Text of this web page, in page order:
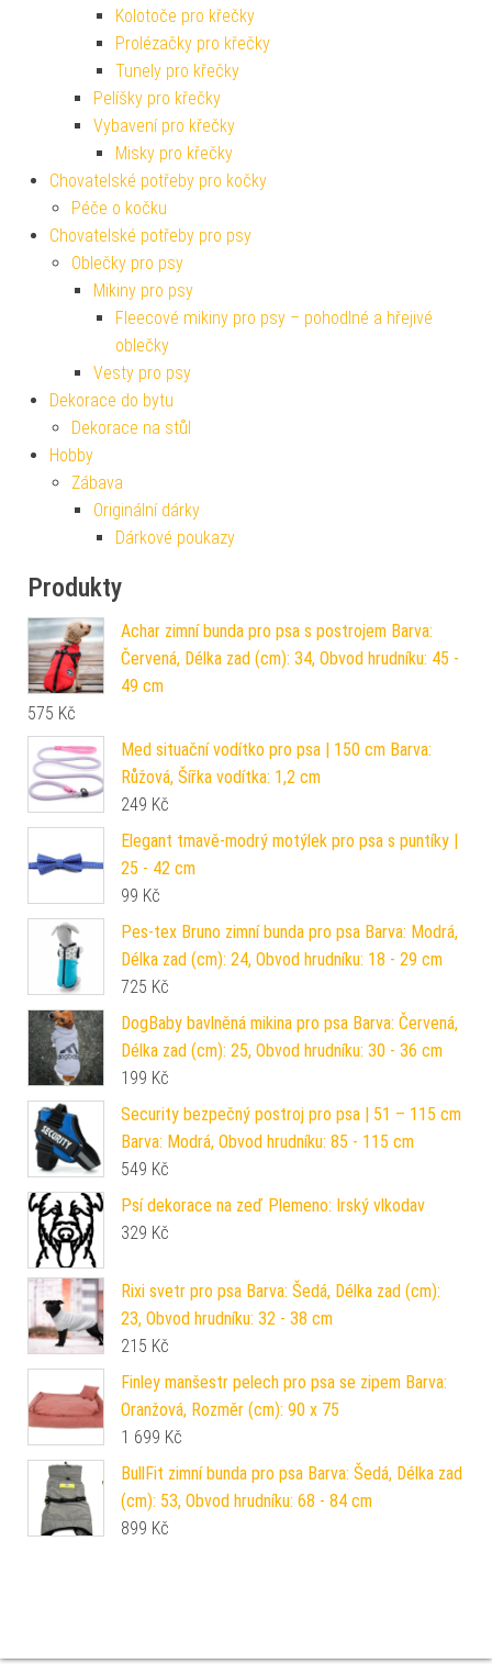
Kolotoče pro křečky
Prolézačky pro křečky
Tunely pro křečky
Pelíšky pro křečky
Vybavení pro křečky
Misky pro křečky
Chovatelské potřeby pro kočky
Péče o kočku
Chovatelské potřeby pro psy
Oblečky pro psy
Mikiny pro psy
Fleecové mikiny pro psy – pohodlné a hřejivé
oblečky
Vesty pro psy
Dekorace do bytu
Dekorace na stůl
Hobby
Zábava
Originální dárky
Dárkové poukazy
Produkty
Achar zimní bunda pro psa s postrojem Barva:
Červená, Délka zad (cm): 34, Obvod hrudníku: 45 -
49 cm
575 Kč
Med situační vodítko pro psa | 150 cm Barva:
Růžová, Šířka vodítka: 1,2 cm
249 Kč
Elegant tmavě-modrý motýlek pro psa s puntíky |
25 - 42 cm
99 Kč
Pes-tex Bruno zimní bunda pro psa Barva: Modrá,
Délka zad (cm): 24, Obvod hrudníku: 18 - 29 cm
725 Kč
DogBaby bavlněná mikina pro psa Barva: Červená,
Délka zad (cm): 25, Obvod hrudníku: 30 - 36 cm
199 Kč
Security bezpečný postroj pro psa | 51 – 115 cm
Barva: Modrá, Obvod hrudníku: 85 - 115 cm
549 Kč
Psí dekorace na zeď Plemeno: Irský vlkodav
329 Kč
Rixi svetr pro psa Barva: Šedá, Délka zad (cm):
23, Obvod hrudníku: 32 - 38 cm
215 Kč
Finley manšestr pelech pro psa se zipem Barva:
Oranžová, Rozměr (cm): 90 x 75
1 699 Kč
BullFit zimní bunda pro psa Barva: Šedá, Délka zad
(cm): 53, Obvod hrudníku: 68 - 84 cm
899 Kč